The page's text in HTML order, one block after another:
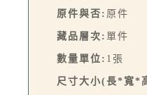
原件與否: 原件
藏品層次: 單件
數量單位: 1張
尺寸大小(長*寬*